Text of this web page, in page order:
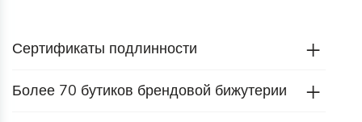
Сертификаты подлинности
Более 70 бутиков брендовой бижутерии